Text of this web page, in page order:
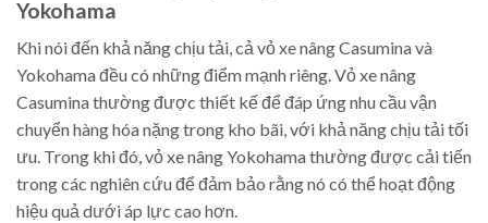
Yokohama
Khi nói đến khả năng chịu tải, cả vỏ xe nâng Casumina và
Yokohama đều có những điểm mạnh riêng. Vỏ xe nâng
Casumina thường được thiết kế để đáp ứng nhu cầu vận
chuyển hàng hóa nặng trong kho bãi, với khả năng chịu tải tối
ưu. Trong khi đó, vỏ xe nâng Yokohama thường được cải tiến
trong các nghiên cứu để đảm bảo rằng nó có thể hoạt động
hiệu quả dưới áp lực cao hơn.